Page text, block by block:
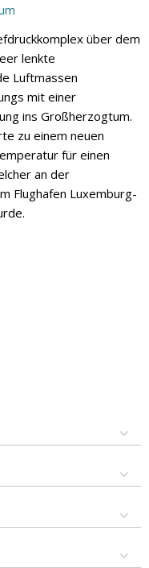
über dem
lenkte
Luftmassen
mit einer
ins Großherzogtum.
zu einem neuen
für einen
an der
Flughafen Luxemburg-